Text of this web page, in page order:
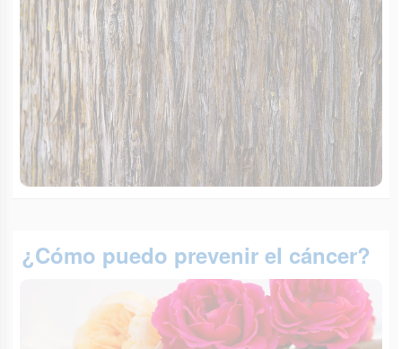
¿Cómo puedo prevenir el cáncer?